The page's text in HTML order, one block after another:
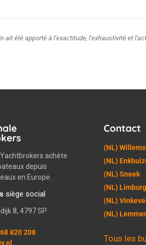
ait été apporté à l'exactitude, l'exhaustivité et
achète
depuis
en Europe.
siège social
8, 4797 SP
820 208
Contact
(NL)
(NL)
(NL) Sneek
(NL) Limburg
(NL)
(NL) Lemmer
Tous les